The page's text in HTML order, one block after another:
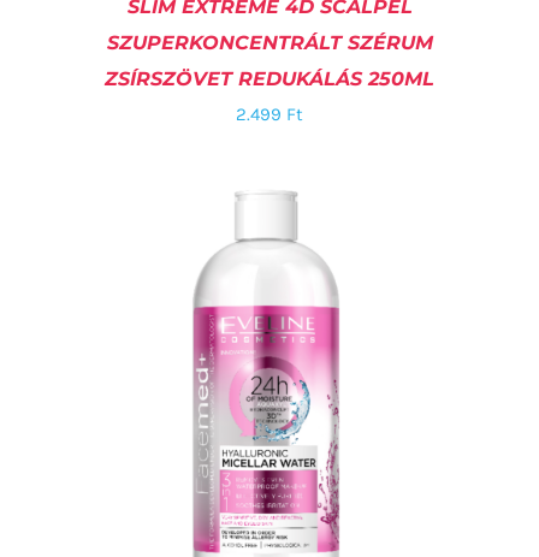
KOSÁRBA TESZEM /
SLIM EXTREME 4D SCALPEL
SZUPERKONCENTRÁLT SZÉRUM
ZSÍRSZÖVET REDUKÁLÁS 250ML
2.499 Ft